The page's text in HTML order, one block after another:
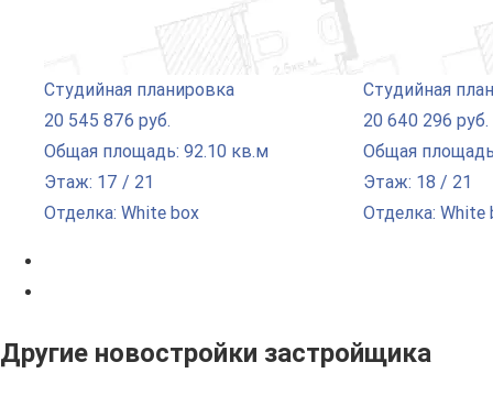
Студийная планировка
20 545 876 руб.
Общая площадь: 92.10 кв.м
Этаж: 17 / 21
Отделка: White box
Студийная
20 640 296 руб.
Общая
Этаж: 18 / 21
Отделка: White
Другие новостройки застройщика